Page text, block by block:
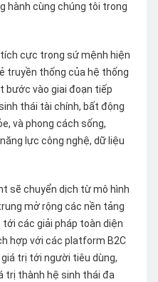
hành cùng chúng tôi trong
cực trong sứ mệnh hiện
truyền thống của hệ thống
bước vào giai đoạn tiếp
thái tài chính, bất động
và phong cách sống,
lực công nghệ, dữ liệu
sẽ chuyển dịch từ mô hình
mở rộng các nền tảng
các giải pháp toàn diện
hợp với các platform B2C
trị tới người tiêu dùng,
trị thành hệ sinh thái đa